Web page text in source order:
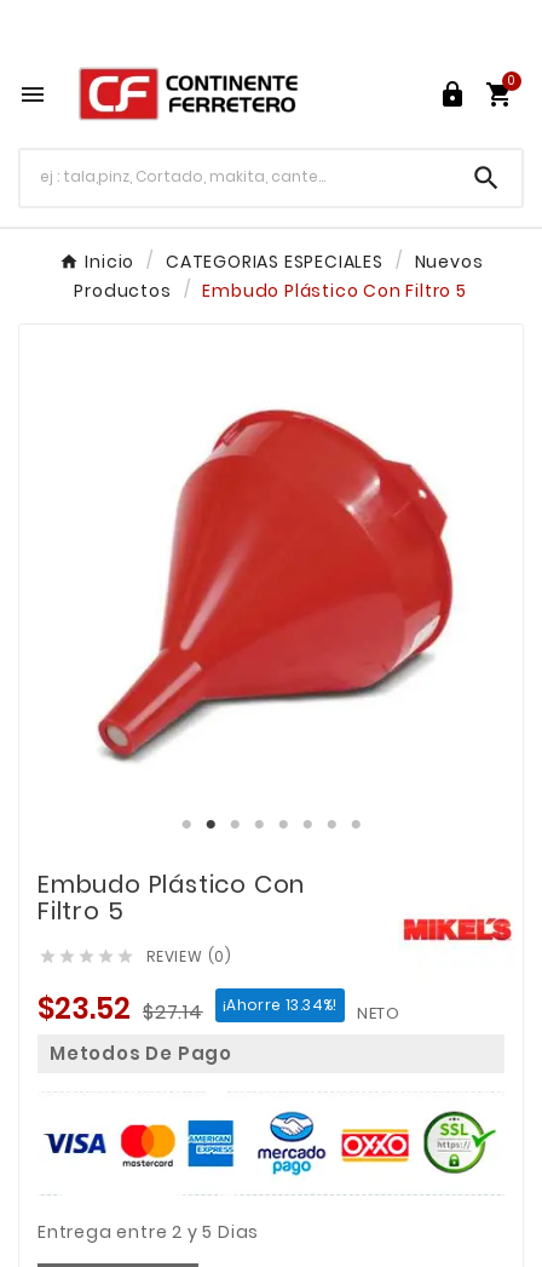
  
0

Inicio CATEGORIAS ESPECIALES
Nuevos
Productos
Embudo Plástico Con Filtro 5
Embudo Plástico Con
Filtro 5
     REVIEW (0)
$23.52 $27.14 ¡Ahorre 13.34%! NETO
Metodos De Pago
Entrega entre 2 y 5 Dias